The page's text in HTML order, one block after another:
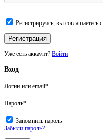
Регистрируясь, вы соглашаетесь с
Уже есть аккаунт? Войти
Вход
Логин или email*
Пароль*
Запомнить пароль
Забыли пароль?